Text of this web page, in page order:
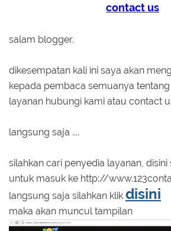
contact us
salam blogger.
dikesempatan kali ini saya akan
kepada pembaca semuanya
layanan hubungi kami atau contact
langsung saja ....
silahkan cari penyedia layanan,
untuk masuk ke http://
langsung saja silahkan klik disini
maka akan muncul tampilan